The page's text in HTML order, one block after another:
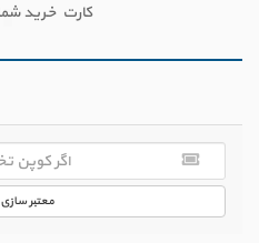
کارت خرید
معتبر